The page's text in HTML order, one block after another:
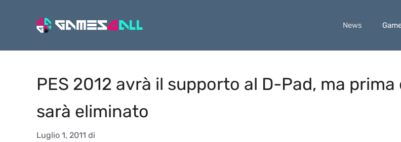
News
PES 2012 avrà il supporto al D-Pad, ma prima
sarà eliminato
Luglio 1, 2011 di